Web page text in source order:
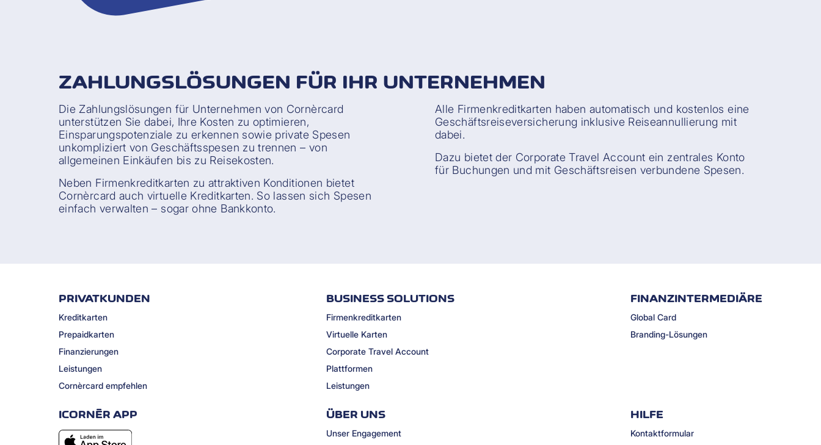
ZAHLUNGSLÖSUNGEN FÜR IHR UNTERNEHMEN
Die Zahlungslösungen für Unternehmen von Cornèrcard
unterstützen Sie dabei, Ihre Kosten zu optimieren,
Einsparungspotenziale zu erkennen sowie private Spesen
unkompliziert von Geschäftsspesen zu trennen – von
allgemeinen Einkäufen bis zu Reisekosten.
Neben Firmenkreditkarten zu attraktiven Konditionen bietet
Cornèrcard auch virtuelle Kreditkarten. So lassen sich Spesen
einfach verwalten – sogar ohne Bankkonto.
Alle Firmenkreditkarten haben automatisch und kostenlos eine
Geschäftsreiseversicherung inklusive Reiseannullierung mit
dabei.
Dazu bietet der Corporate Travel Account ein zentrales Konto
für Buchungen und mit Geschäftsreisen verbundene Spesen.
PRIVATKUNDEN
Kreditkarten
Prepaidkarten
Finanzierungen
Leistungen
Cornèrcard empfehlen
BUSINESS SOLUTIONS
Firmenkreditkarten
Virtuelle Karten
Corporate Travel Account
Plattformen
Leistungen
FINANZINTERMEDIÄRE
Global Card
Branding-Lösungen
ICORNÈR APP ÜBER UNS
Unser Engagement
HILFE
Kontaktformular